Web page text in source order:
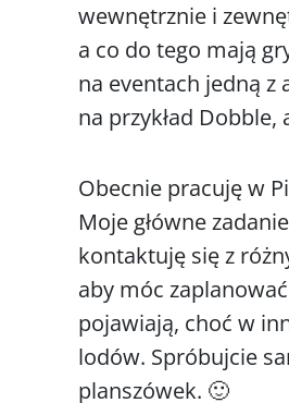
wewnętrznie i
a co do tego mają
na eventach jedną z
na przykład
Obecnie pracuję w
Moje główne
kontaktuję się z
aby móc
pojawiają, choć w
lodów. Spróbujcie
planszówek. 🙂